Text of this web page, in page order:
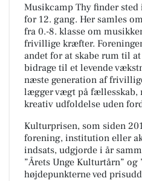
Musikcamp Thy finder
for 12. gang. Her samles
fra 0.-8. klasse om
frivillige kræfter.
andet for at skabe rum til
bidrage til et levende
næste generation af
lægger vægt på fællesskab,
kreativ udfoldelse uden
Kulturprisen, som siden
forening, institution eller
indsats, udgjorde i år
”Årets Unge Kulturtårn”
højdepunkterne ved